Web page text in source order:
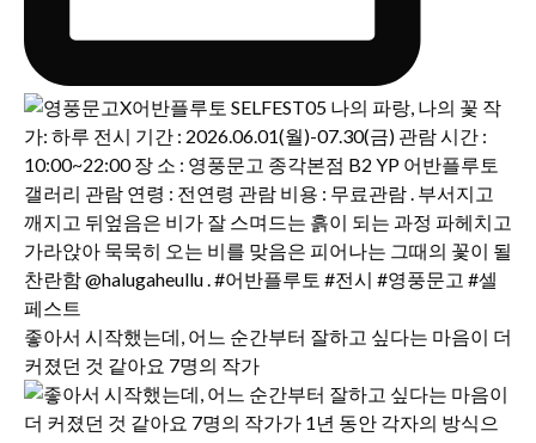
좋아서 시작했는데, 어느 순간부터 잘하고 싶다는 마음이 더
커졌던 것 같아요 7명의 작가